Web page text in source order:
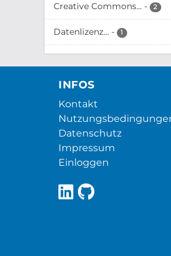
Creative Commons... - 2
Datenlizenz... - 1
INFOS
Kontakt
Datenschutz
Impressum
Einloggen